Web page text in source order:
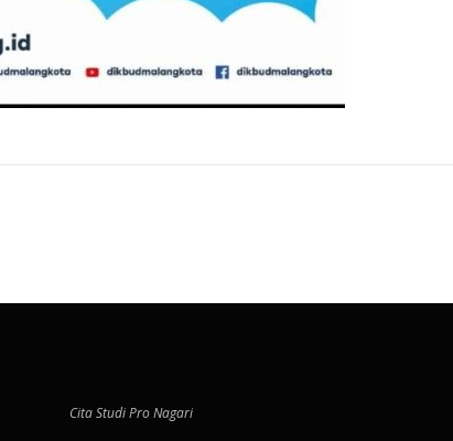
Cita Studi Pro Nagari